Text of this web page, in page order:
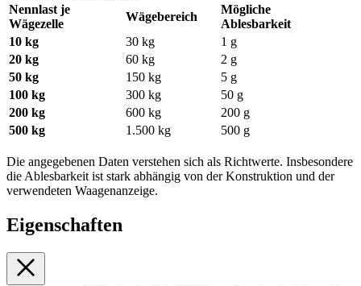
Nennlast je
Wägezelle
Wägebereich
Mögliche
Ablesbarkeit
10 kg
30 kg
1 g
20 kg
60 kg
2 g
50 kg
150 kg
5 g
100 kg
300 kg
50 g
200 kg
600 kg
200 g
500 kg
1.500 kg 500 g
Die angegebenen Daten verstehen sich als Richtwerte. Insbesondere
die Ablesbarkeit ist stark abhängig von der Konstruktion und der
verwendeten Waagenanzeige.
Eigenschaften